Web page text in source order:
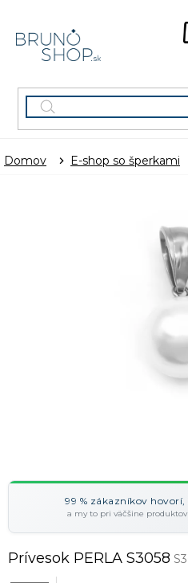
obsah
Domov E-shop so šperkami
99 % zákazníkov
a my to pri väčšine
Prívesok PERLA S3058